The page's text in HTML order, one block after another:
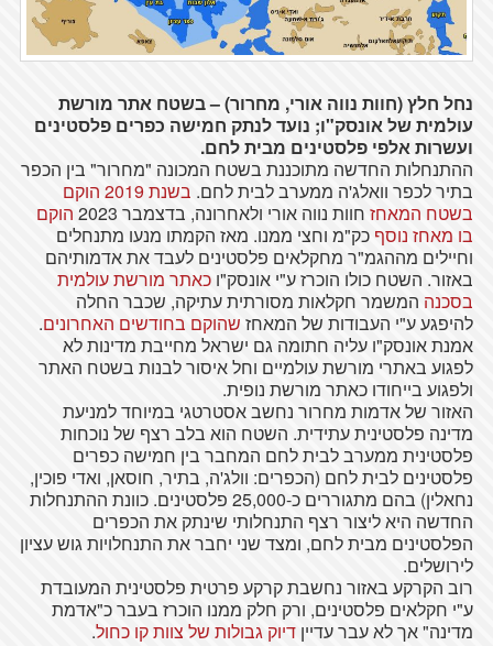
נחל חלץ (חוות נווה אורי, מחרור) – בשטח אתר מורשת
עולמית של אונסק"ו; נועד לנתק חמישה כפרים פלסטינים
ועשרות אלפי פלסטינים מבית לחם.
ההתנחלות החדשה מתוכננת בשטח המכונה "מחרור" בין הכפר
בתיר לכפר וואלג'ה ממערב לבית לחם.
בשנת 2019 הוקם
בשטח המאחזחוות נווה אורי ולאחרונה, בדצמבר 2023
הוקם
בו מאחז נוסף כק"מ וחצי ממנו. מאז הקמתו מנעו מתנחלים
וחיילים מההגמ"ר מחקלאים פלסטינים לעבד את אדמותיהם
באזור. השטח כולו הוכרז ע"י אונסק"ו כאתר מורשת עולמית
בסכנה המשמר חקלאות מסורתית עתיקה, שכבר החלה
להיפגע ע"י העבודות של המאחז שהוקם בחודשים האחרונים.
אמנת אונסק"ו עליה חתומה גם ישראל מחייבת מדינות לא
לפגוע באתרי מורשת עולמיים וחל איסור לבנות בשטח האתר
ולפגוע בייחודו כאתר מורשת נופית.
האזור של אדמות מחרור נחשב אסטרטגי במיוחד למניעת
מדינה פלסטינית עתידית. השטח הוא בלב רצף של נוכחות
פלסטינית ממערב לבית לחם המחבר בין חמישה כפרים
פלסטינים לבית לחם (הכפרים: וולג'ה, בתיר, חוסאן, ואדי פוכין,
נחאלין) בהם מתגוררים כ-25,000 פלסטינים. כוונת ההתנחלות
החדשה היא ליצור רצף התנחלותי שינתק את הכפרים
הפלסטינים מבית לחם, ומצד שני יחבר את התנחלויות גוש עציון
לירושלים.
רוב הקרקע באזור נחשבת קרקע פרטית פלסטינית המעובדת
ע"י חקלאים פלסטינים, ורק חלק ממנו הוכרז בעבר כ"אדמת
מדינה" אך לא עבר עדיין דיוק גבולות של צוות קו כחול.